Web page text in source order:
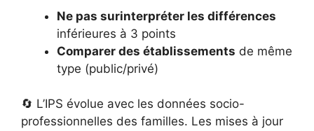
Ne pas surinterpréter les différences
inférieures à 3 points
Comparer des établissements de même
type (public/privé)
🔄 L’IPS évolue avec les données socio-
professionnelles des familles. Les mises à jour